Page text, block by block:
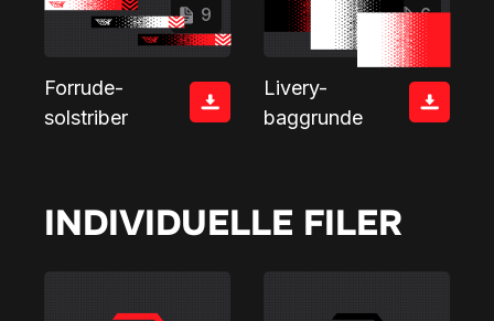
9
Forrude-
solstriber
6
Livery-
baggrunde
INDIVIDUELLE FILER